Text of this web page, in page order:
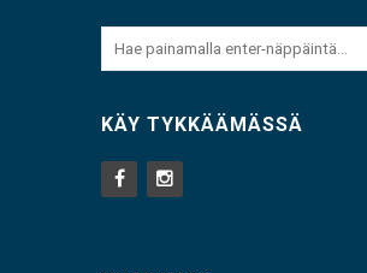
KÄY TYKKÄÄMÄSSÄ